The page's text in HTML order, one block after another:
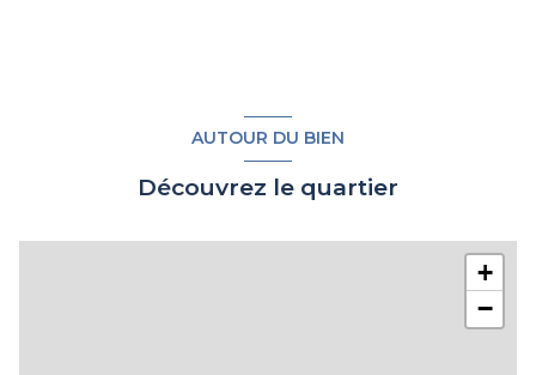
AUTOUR DU BIEN
Découvrez le quartier
+
−